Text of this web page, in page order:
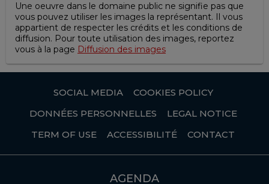
Une oeuvre dans le domaine public ne signifie pas que
vous pouvez utiliser les images la représentant. Il vous
appartient de respecter les crédits et les conditions de
diffusion. Pour toute utilisation des images, reportez
vous à la page Diffusion des images
SOCIAL MEDIA
COOKIES POLICY
DONNÉES PERSONNELLES
LEGAL NOTICE
TERM OF USE
ACCESSIBILITÉ CONTACT
AGENDA